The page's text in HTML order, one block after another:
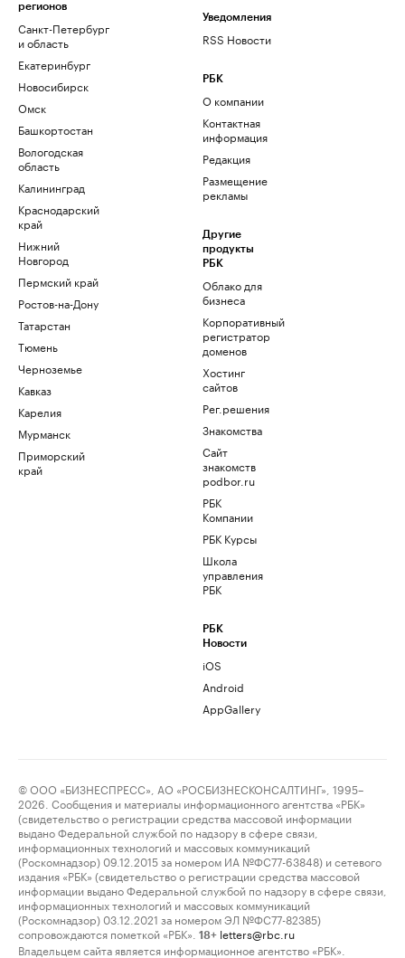
регионов
Санкт-Петербург
и область
Екатеринбург
Новосибирск
Омск
Башкортостан
Вологодская
область
Калининград
Краснодарский
край
Нижний
Новгород
Пермский край
Ростов-на-Дону
Татарстан
Тюмень
Черноземье
Кавказ
Карелия
Мурманск
Приморский
край
Уведомления
RSS Новости
РБК
О компании
Контактная
информация
Редакция
Размещение
рекламы
Другие
продукты
РБК
Облако для
бизнеса
Корпоративный
регистратор
доменов
Хостинг
сайтов
Рег.решения
Знакомства
Сайт
знакомств
podbor.ru
РБК
Компании
РБК Курсы
Школа
управления
РБК
РБК
Новости
iOS
Android
AppGallery
© ООО «БИЗНЕСПРЕСС», АО «РОСБИЗНЕСКОНСАЛТИНГ», 1995–
2026. Сообщения и материалы информационного агентства «РБК»
(свидетельство о регистрации средства массовой информации
выдано Федеральной службой по надзору в сфере связи,
информационных технологий и массовых коммуникаций
(Роскомнадзор) 09.12.2015 за номером ИА №ФС77-63848) и сетевого
издания «РБК» (свидетельство о регистрации средства массовой
информации выдано Федеральной службой по надзору в сфере связи,
информационных технологий и массовых коммуникаций
(Роскомнадзор) 03.12.2021 за номером ЭЛ №ФС77-82385)
сопровождаются пометкой «РБК».
18+ letters@rbc.ru
Владельцем сайта является информационное агентство «РБК».